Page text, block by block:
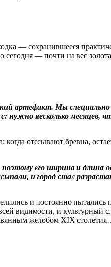
— сохранившееся
сегодня — почти на вес
артефакт. Мы специально
несколько месяцев,
когда отесывают бревна,
его ширина и длина
и город стал
и постоянно пытались
видимости, и культурный
желобом XIX